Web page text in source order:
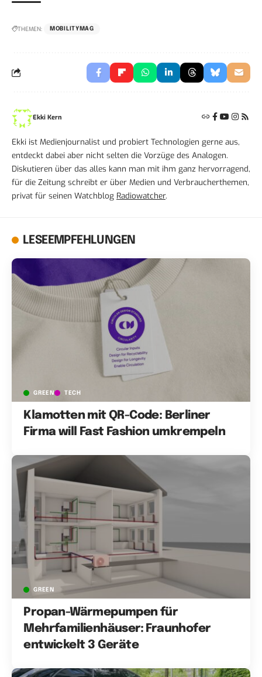
THEMEN: MOBILITYMAG
Ekki Kern
Ekki ist Medienjournalist und probiert Technologien gerne aus,
entdeckt dabei aber nicht selten die Vorzüge des Analogen.
Diskutieren über das alles kann man mit ihm ganz hervorragend,
für die Zeitung schreibt er über Medien und Verbraucherthemen,
privat für seinen Watchblog Radiowatcher.
LESEEMPFEHLUNGEN
GREEN TECH
Klamotten mit QR-Code: Berliner
Firma will Fast Fashion umkrempeln
GREEN
Propan-Wärmepumpen für
Mehrfamilienhäuser: Fraunhofer
entwickelt 3 Geräte